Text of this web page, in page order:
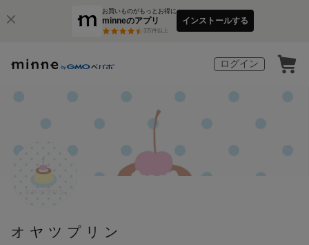
お買いものがもっとお得に
minneのアプリ
3万件以上
インストールする
ログイン
オヤツプリン